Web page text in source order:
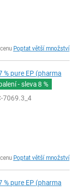
Poptat větší množství
pure EP (pharma
- sleva8 %
7069.3_4
Poptat větší množství
pure EP (pharma